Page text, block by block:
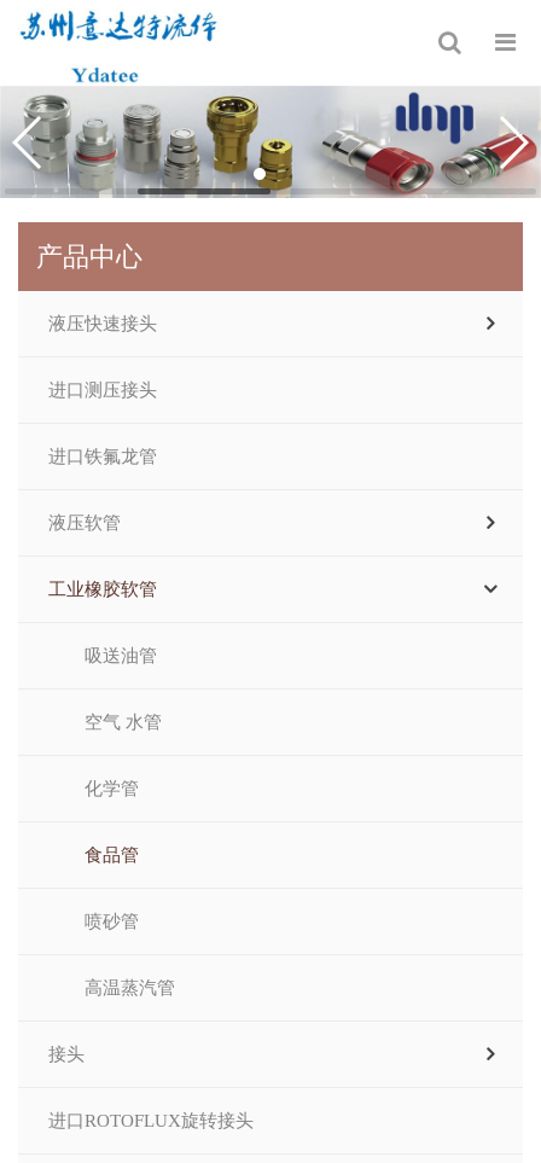
产品中心
液压快速接头
进口测压接头
进口铁氟龙管
液压软管
工业橡胶软管
吸送油管
空气 水管
化学管
食品管
喷砂管
高温蒸汽管
接头
进口ROTOFLUX旋转接头